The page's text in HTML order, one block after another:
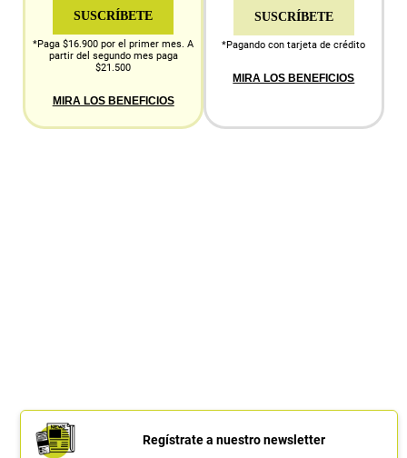
SUSCRÍBETE
*Paga $16.900 por el primer mes. A
partir del segundo mes paga
$21.500
MIRA LOS BENEFICIOS
SUSCRÍBETE
*Pagando con tarjeta de crédito
MIRA LOS BENEFICIOS
Regístrate a nuestro newsletter